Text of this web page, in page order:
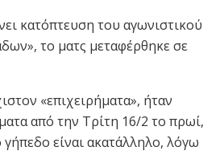
κατόπτευση του αγωνιστικού
το ματς μεταφέρθηκε σε
«επιχειρήματα», ήταν
από την Τρίτη 16/2 το πρωί,
είναι ακατάλληλο, λόγω